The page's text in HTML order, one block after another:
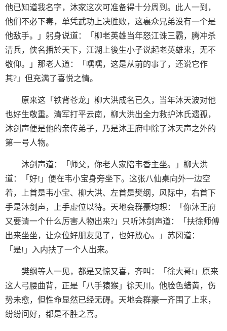
他已知道我名字，沐家这次可准备得十分周到。此人一到，
他们不必下毒，单凭武功上决胜败，这裏众兄弟没有一个是
他敌手。」躬身说道：「柳老英雄当年怒江诛三霸，腾冲杀
清兵，侠名播於天下，江湖上後生小子说起老英雄来，无不
敬仰。」那老人道：「嘿嘿，这是从前的事了，还说它作
其?」但充满了喜悦之情。
原来这「铁背苍龙」柳大洪成名已久，当年沐天波对他
也好生敬重。清军打平云南，柳大洪出全力救护沐氏遗孤，
沐剑声便是他的亲传弟子，乃是沐王府中除了沐天声之外的
第一号人物。
沐剑声道：「师父，你老人家陪韦香主坐。」柳大洪
道：「好!」便在韦小宝身旁坐下。这张八仙桌向外一边空
着，上首是韦小宝、柳大洪、左首是樊纲，风际中，右首下
手是沐剑声，上手虚位以待。天地会群豪均想：「你沐王府
又要请一个什么厉害人物出来?」只听沐剑声道：「扶徐师傅
出来坐坐，让众位好朋友见了，也好放心。」苏冈道：
「是!」入内扶了一个人出来。
樊纲等人一见，都是又惊又喜，齐叫：「徐大哥!」原来
这人弓腰曲背，正是「八手猿猴」徐天川。他脸色蜡黄，伤
势未愈，但性命显然已经无碍。天地会群豪一齐围了上来，
纷纷问好，都是不胜之喜。